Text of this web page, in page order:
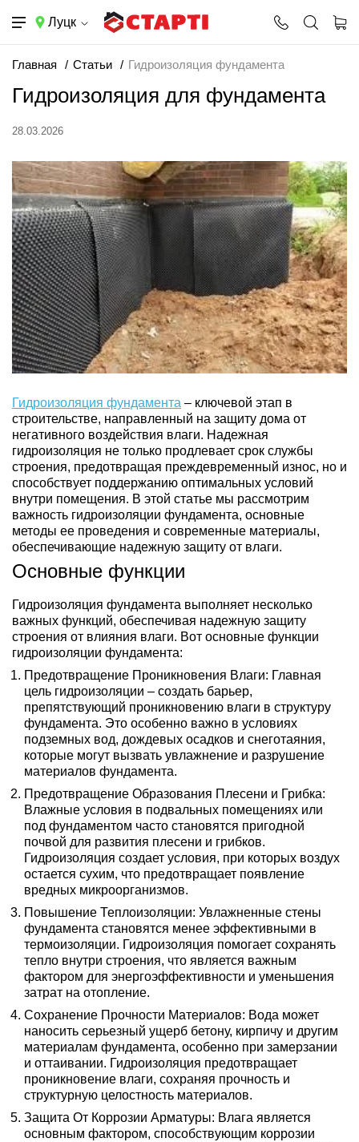
Луцк
Главная Статьи Гидроизоляция фундамента
Гидроизоляция для фундамента
28.03.2026
Гидроизоляция фундамента – ключевой этап в
строительстве, направленный на защиту дома от
негативного воздействия влаги. Надежная
гидроизоляция не только продлевает срок службы
строения, предотвращая преждевременный износ, но и
способствует поддержанию оптимальных условий
внутри помещения. В этой статье мы рассмотрим
важность гидроизоляции фундамента, основные
методы ее проведения и современные материалы,
обеспечивающие надежную защиту от влаги.
Основные функции
Гидроизоляция фундамента выполняет несколько
важных функций, обеспечивая надежную защиту
строения от влияния влаги. Вот основные функции
гидроизоляции фундамента:
Предотвращение Проникновения Влаги: Главная
цель гидроизоляции – создать барьер,
препятствующий проникновению влаги в структуру
фундамента. Это особенно важно в условиях
подземных вод, дождевых осадков и снеготаяния,
которые могут вызвать увлажнение и разрушение
материалов фундамента.
Предотвращение Образования Плесени и Грибка:
Влажные условия в подвальных помещениях или
под фундаментом часто становятся пригодной
почвой для развития плесени и грибков.
Гидроизоляция создает условия, при которых воздух
остается сухим, что предотвращает появление
вредных микроорганизмов.
Повышение Теплоизоляции: Увлажненные стены
фундамента становятся менее эффективными в
термоизоляции. Гидроизоляция помогает сохранять
тепло внутри строения, что является важным
фактором для энергоэффективности и уменьшения
затрат на отопление.
Сохранение Прочности Материалов: Вода может
наносить серьезный ущерб бетону, кирпичу и другим
материалам фундамента, особенно при замерзании
и оттаивании. Гидроизоляция предотвращает
проникновение влаги, сохраняя прочность и
структурную целостность материалов.
Защита От Коррозии Арматуры: Влага является
основным фактором, способствующим коррозии